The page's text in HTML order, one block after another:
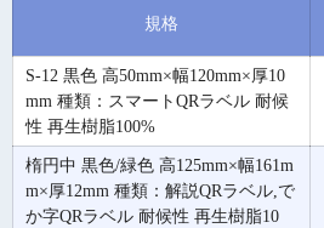
規格
S-12 黒色 高50mm×幅120mm×厚10
mm 種類：スマートQRラベル 耐候
性 再生樹脂100%
楕円中 黒色/緑色 高125mm×幅161m
m×厚12mm 種類：解説QRラベル,で
か字QRラベル 耐候性 再生樹脂10